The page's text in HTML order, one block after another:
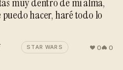
hacer, haré todo lo
STAR WARS 0 0